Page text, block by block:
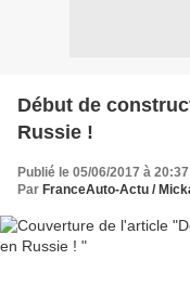
Début de
Russie !
Publié le 05/06/2017 à 20:37
Par FranceAuto-Actu /